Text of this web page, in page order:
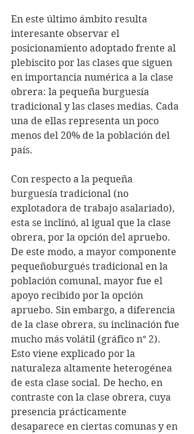
En este último ámbito resulta
interesante observar el
posicionamiento adoptado frente al
plebiscito por las clases que siguen
en importancia numérica a la clase
obrera: la pequeña burguesía
tradicional y las clases medias. Cada
una de ellas representa un poco
menos del 20% de la población del
país.
Con respecto a la pequeña
burguesía tradicional (no
explotadora de trabajo asalariado),
esta se inclinó, al igual que la clase
obrera, por la opción del apruebo.
De este modo, a mayor componente
pequeñoburgués tradicional en la
población comunal, mayor fue el
apoyo recibido por la opción
apruebo. Sin embargo, a diferencia
de la clase obrera, su inclinación fue
mucho más volátil (gráfico n° 2).
Esto viene explicado por la
naturaleza altamente heterogénea
de esta clase social. De hecho, en
contraste con la clase obrera, cuya
presencia prácticamente
desaparece en ciertas comunas y en